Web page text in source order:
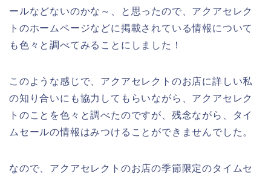
ールなどないのかな～、と思ったので、アクアセレク
トのホームページなどに掲載されている情報について
も色々と調べてみることにしました！
このような感じで、アクアセレクトのお店に詳しい私
の知り合いにも協力してもらいながら、アクアセレク
トのことを色々と調べたのですが、残念ながら、タイ
ムセールの情報はみつけることができませんでした。
なので、アクアセレクトのお店の季節限定のタイムセ